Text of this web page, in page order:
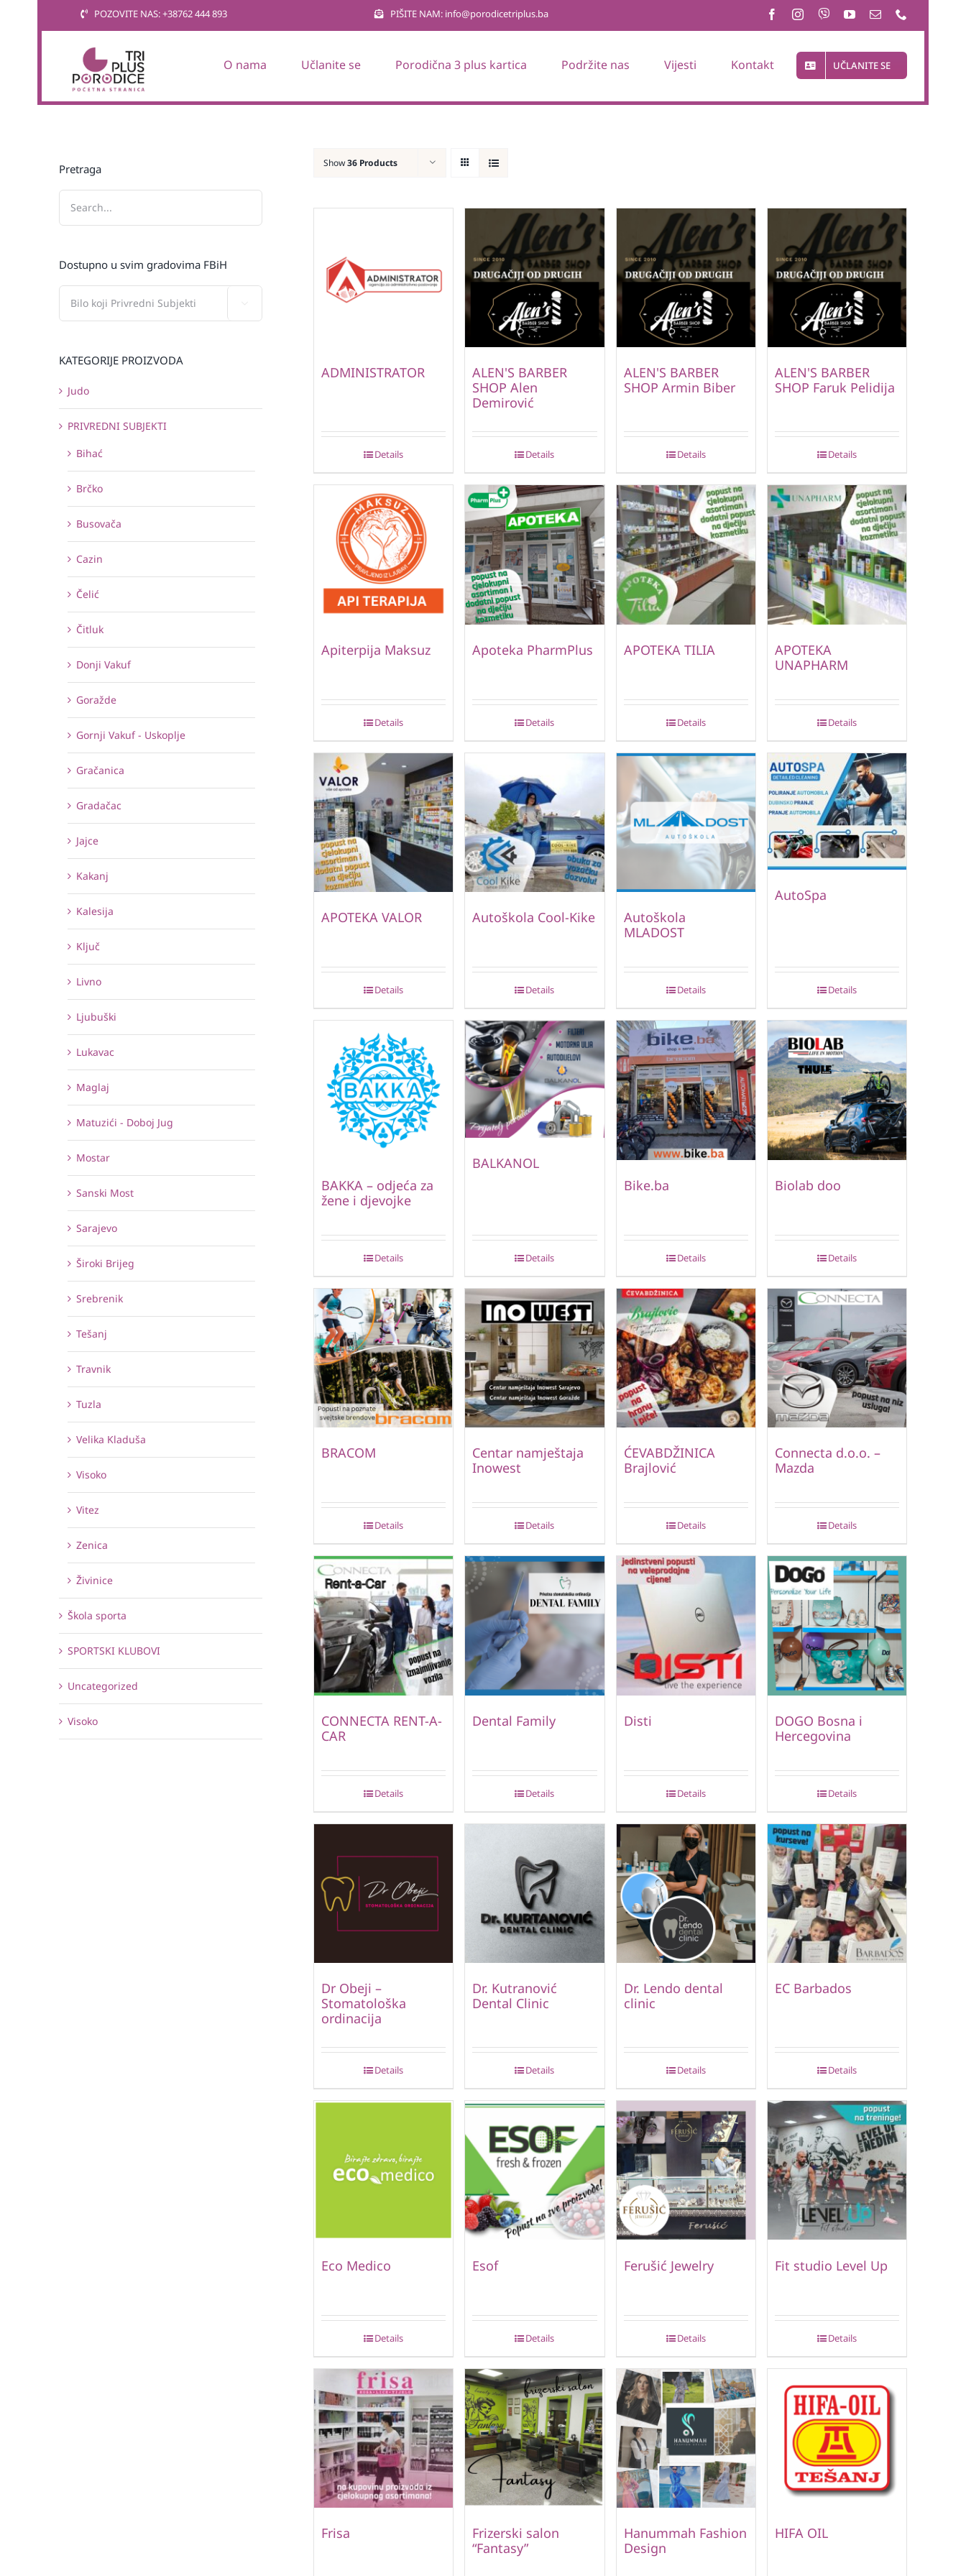
POZOVITE NAS: +38762 444 893 PIŠITE NAM: info@porodicetriplus.ba
O nama Učlanite se Porodična 3 plus kartica Podržite nas Vijesti Kontakt UČLANITE SE
Show36 Products
ADMINISTRATOR
Details
ALEN'S BARBER
SHOP Alen
Demirović
Details
ALEN'S BARBER
SHOP Armin Biber
Details
ALEN'S BARBER
SHOP Faruk Pelidija
Details
Apiterpija Maksuz
Details
Apoteka PharmPlus
Details
APOTEKA TILIA
Details
APOTEKA
UNAPHARM
Details
APOTEKA VALOR
Details
Autoškola Cool-Kike
Details
Autoškola
MLADOST
Details
AutoSpa
Details
BAKKA – odjeća za
žene i djevojke
Details
BALKANOL
Details
Bike.ba
Details
Biolab doo
Details
BRACOM
Details
Centar namještaja
Inowest
Details
ĆEVABDŽINICA
Brajlović
Details
Connecta d.o.o. –
Mazda
Details
CONNECTA RENT-A-
CAR
Details
Dental Family
Details
Disti
Details
DOGO Bosna i
Hercegovina
Details
Dr Obeji –
Stomatološka
ordinacija
Details
Dr. Kutranović
Dental Clinic
Details
Dr. Lendo dental
clinic
Details
EC Barbados
Details
Eco Medico
Details
Esof
Details
Ferušić Jewelry
Details
Fit studio Level Up
Details
Frisa
Frizerski salon
“Fantasy”
Hanummah Fashion
Design
HIFA OIL
Pretraga
Dostupno u svim gradovima FBiH
KATEGORIJE PROIZVODA
Judo
PRIVREDNI SUBJEKTI
Bihać
Brčko
Busovača
Cazin
Čelić
Čitluk
Donji Vakuf
Goražde
Gornji Vakuf - Uskoplje
Gračanica
Gradačac
Jajce
Kakanj
Kalesija
Ključ
Livno
Ljubuški
Lukavac
Maglaj
Matuzići - Doboj Jug
Mostar
Sanski Most
Sarajevo
Široki Brijeg
Srebrenik
Tešanj
Travnik
Tuzla
Velika Kladuša
Visoko
Vitez
Zenica
Živinice
Škola sporta
SPORTSKI KLUBOVI
Uncategorized
Visoko